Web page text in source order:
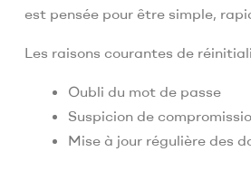
est pensée pour être simple,
Les raisons courantes de
Oubli du mot de passe
Suspicion de
Mise à jour régulière des